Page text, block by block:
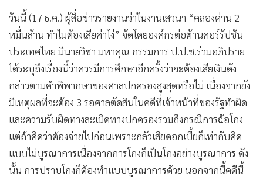
Infographic
• การเมือง
ท่องเที่ยว
• กีฬา
ต่างประเทศ
• Special Scoop
• เศรษฐกิจ-ธุรกิจ
• จีน
• ชุมชน-คุณภาพชีวิต
• อาชญากรรม
วันนี้ (17 ธ.ค.) ผู้สื่อข่าวรายงานว่าในงานเสวนา “คลองด่าน 2
หมื่นล้าน ทำไมต้องเสียค่าโง่” จัดโดยองค์กรต่อต้านคอร์รัปชัน
ประเทศไทย มีนายวิชา มหาคุณ กรรมการ ป.ป.ช.ร่วมอภิปราย
ได้ระบุถึงเรื่องนี้ว่าควรมีการศึกษาอีกครั้งว่าจะต้องเสียเงินดัง
กล่าวตามคำพิพากษาของศาลปกครองสูงสุดหรือไม่ เนื่องจากยัง
มีเหตุผลที่จะต้อง 3 รอศาลตัดสินในคดีที่เจ้าหน้าที่ของรัฐทำผิด
และความรับผิดทางละเมิดทางปกครองรวมถึงกรณีการฉ้อโกง
แต่ถ้าคิดว่าต้องจ่ายไปก่อนเพราะกลัวเสียดอกเบี้ยก็เท่ากับคิด
แบบไม่บูรณาการเนื่องจากการโกงก็เป็นโกงอย่างบูรณาการ ดัง
นั้น การปราบโกงก็ต้องทำแบบบูรณาการด้วย นอกจากนี้คดีนี้